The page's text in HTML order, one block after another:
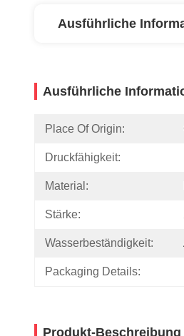
Ausführliche
Ausführliche
Place Of Origin:
Druckfähigkeit:
Material:
Stärke:
Wasserbeständigkeit:
Packaging Details:
Produkt-Beschreibung